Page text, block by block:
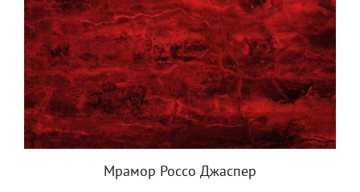
Мрамор Россо Джаспер